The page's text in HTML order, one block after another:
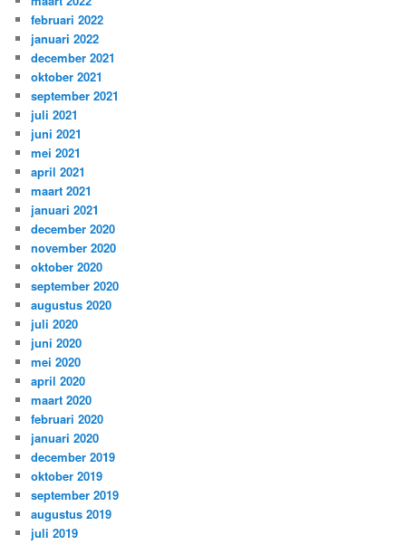
februari 2022
januari 2022
december 2021
oktober 2021
september 2021
juli 2021
juni 2021
mei 2021
april 2021
maart 2021
januari 2021
december 2020
november 2020
oktober 2020
september 2020
augustus 2020
juli 2020
juni 2020
mei 2020
april 2020
maart 2020
februari 2020
januari 2020
december 2019
oktober 2019
september 2019
augustus 2019
juli 2019